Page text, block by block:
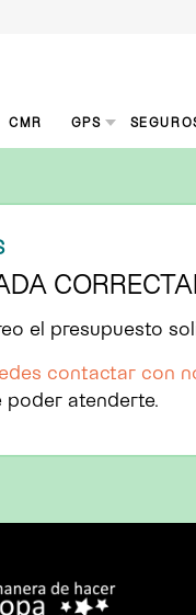
CMR GPS
el presupuesto
contactar con
poder atenderte.